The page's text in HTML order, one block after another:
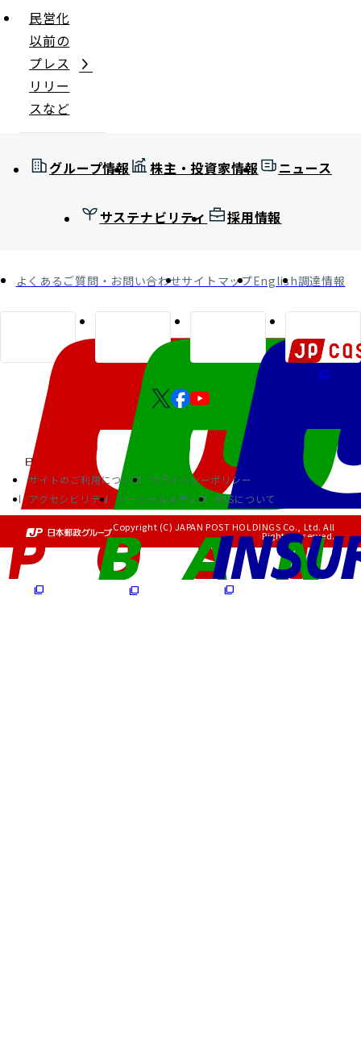
民営化
以前の
プレス
リリー
スなど
グループ情報 株主・投資家情報 ニュース
サステナビリティ 採用情報
よくあるご質問・お問い合わせサイトマップEnglish調達情報
サイトのご利用について
プライバシーポリシー
アクセシビリティ
ソーシャルメディア RSSについて
Copyright (C) JAPAN POST HOLDINGS Co., Ltd. All
Rights Reserved.